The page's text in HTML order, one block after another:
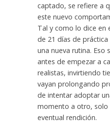
captado, se refiere a
este nuevo
Tal y como lo dice en
de 21 días de
una nueva rutina. Eso
antes de empezar a
realistas, invirtiendo
vayan prolongando
de intentar adoptar
momento a otro, solo
eventual rendición.